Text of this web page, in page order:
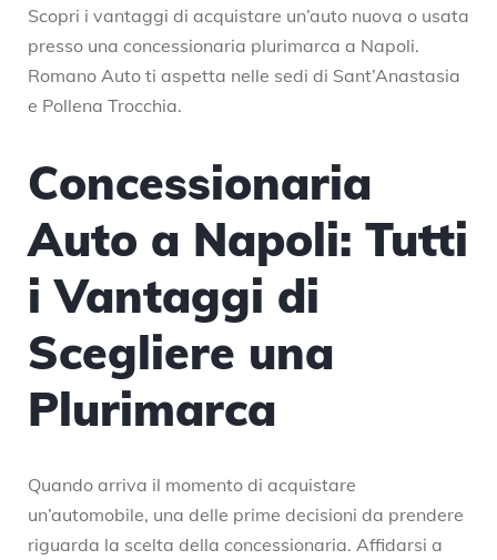
Scopri i vantaggi di acquistare un’auto nuova o usata
presso una concessionaria plurimarca a Napoli.
Romano Auto ti aspetta nelle sedi di Sant’Anastasia
e Pollena Trocchia.
Concessionaria
Auto a Napoli: Tutti
i Vantaggi di
Scegliere una
Plurimarca
Quando arriva il momento di acquistare
un’automobile, una delle prime decisioni da prendere
riguarda la scelta della concessionaria. Affidarsi a